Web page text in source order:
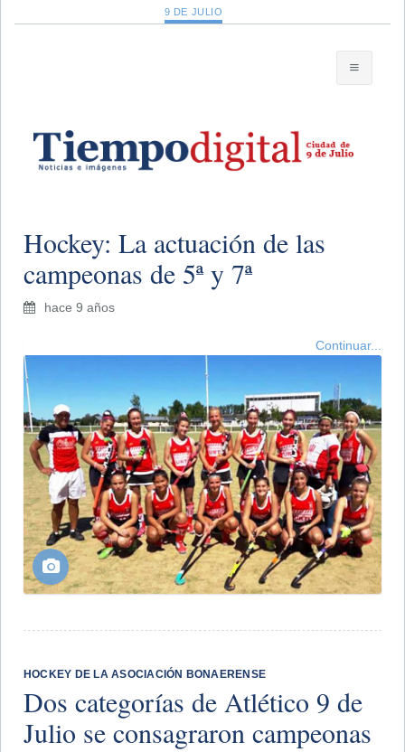
9 DE JULIO
Hockey: La actuación de las
campeonas de 5ª y 7ª
hace 9 años
Continuar...
HOCKEY DE LA ASOCIACIÓN BONAERENSE
Dos categorías de Atlético 9 de
Julio se consagraron campeonas